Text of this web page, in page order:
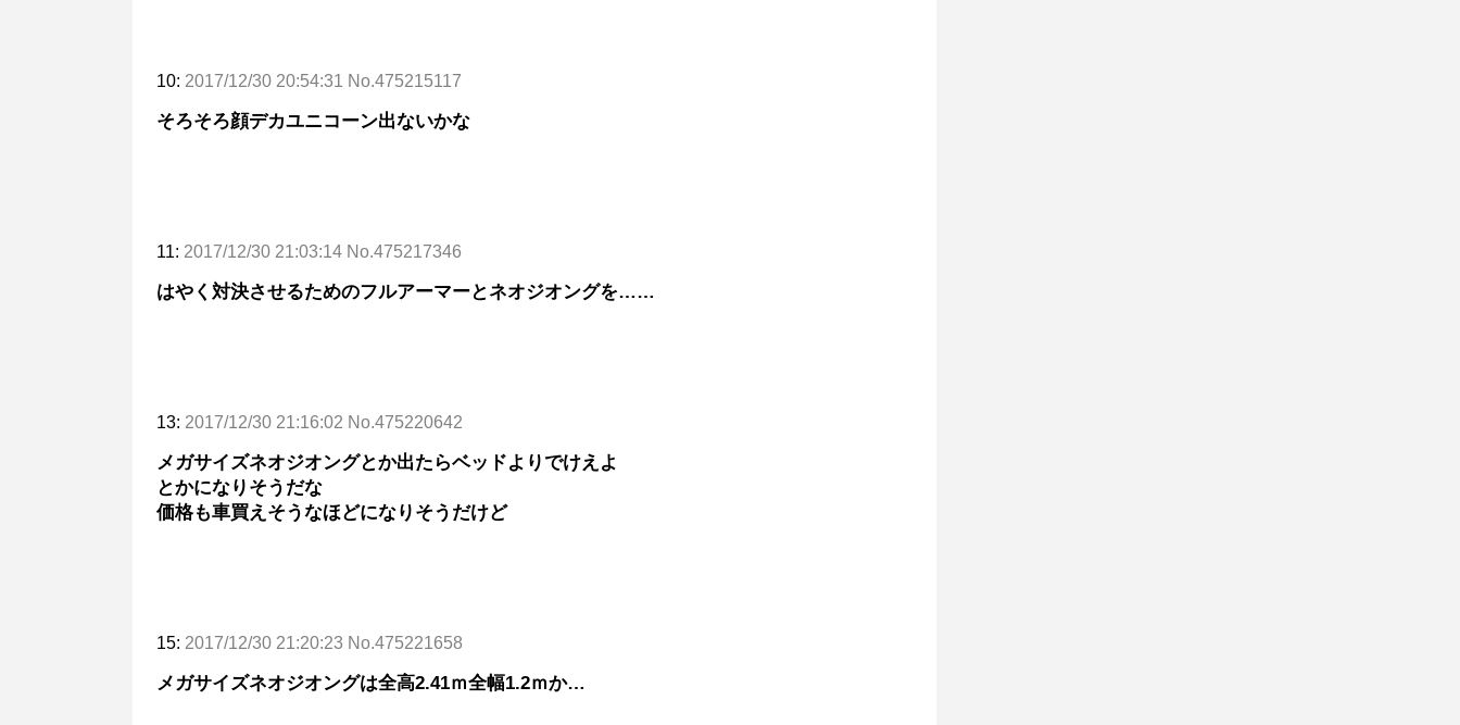
10: 2017/12/30 20:54:31 No.475215117
そろそろ顔デカユニコーン出ないかな
11: 2017/12/30 21:03:14 No.475217346
はやく対決させるためのフルアーマーとネオジオングを……
13: 2017/12/30 21:16:02 No.475220642
メガサイズネオジオングとか出たらベッドよりでけえよ
とかになりそうだな
価格も車買えそうなほどになりそうだけど
15: 2017/12/30 21:20:23 No.475221658
メガサイズネオジオングは全高2.41ｍ全幅1.2ｍか…